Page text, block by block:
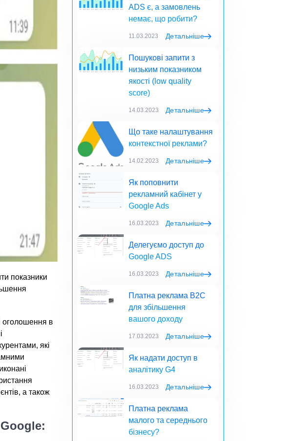
показники
оголошення в
які
а також
Google:
ADS є, а замовлень
немає, що робити?
11.03.2023 Детальніше
Пошукові запити з
низьким показником
якості (low quality
score)
14.03.2023 Детальніше
Що таке налаштування
контекстної реклами?
14.02.2023 Детальніше
Як поповнити
рекламний кабінет у
Google Ads
16.03.2023 Детальніше
Делегуємо доступ до
Google ADS
16.03.2023 Детальніше
Платна реклама B2C
для збільшення
вашого доходу
17.03.2023 Детальніше
Як надати доступ в
аналітику G4
16.03.2023 Детальніше
Платна реклама
малого та середнього
бізнесу?